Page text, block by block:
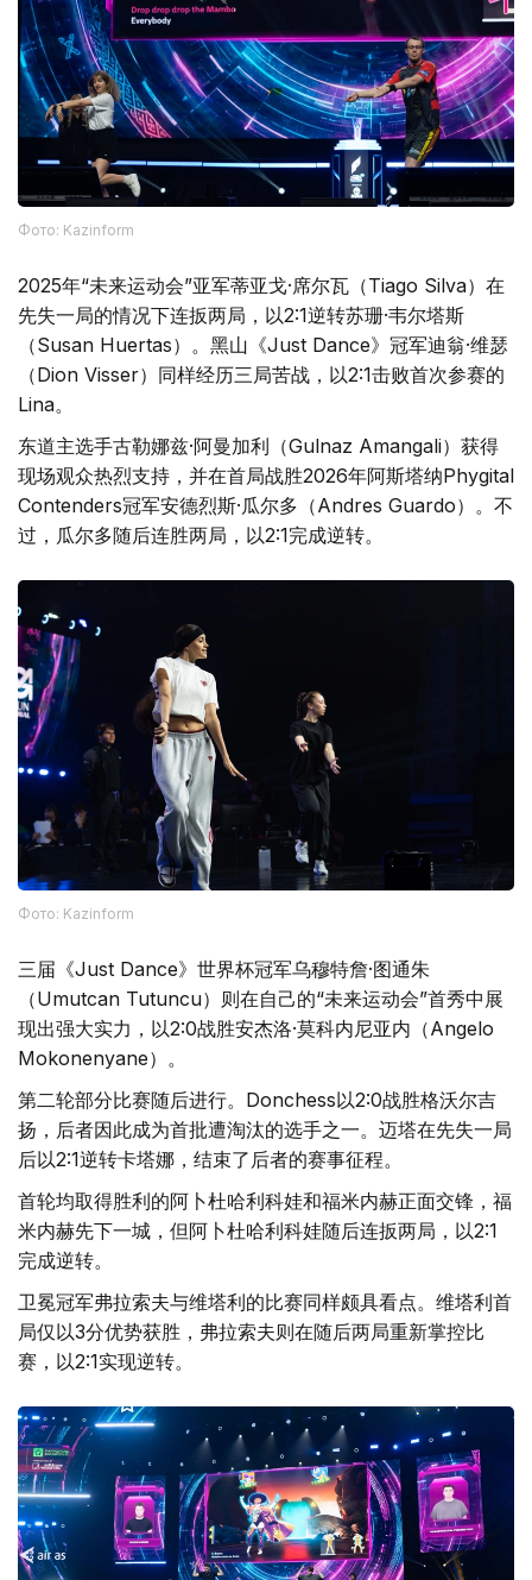
Фото: Kazinform
2025年“未来运动会”亚军蒂亚戈·席尔瓦（Tiago Silva）在
先失一局的情况下连扳两局，以2:1逆转苏珊·韦尔塔斯
（Susan Huertas）。黑山《Just Dance》冠军迪翁·维瑟
（Dion Visser）同样经历三局苦战，以2:1击败首次参赛的
Lina。
东道主选手古勒娜兹·阿曼加利（Gulnaz Amangali）获得
现场观众热烈支持，并在首局战胜2026年阿斯塔纳Phygital
Contenders冠军安德烈斯·瓜尔多（Andres Guardo）。不
过，瓜尔多随后连胜两局，以2:1完成逆转。
Фото: Kazinform
三届《Just Dance》世界杯冠军乌穆特詹·图通朱
（Umutcan Tutuncu）则在自己的“未来运动会”首秀中展
现出强大实力，以2:0战胜安杰洛·莫科内尼亚内（Angelo
Mokonenyane）。
第二轮部分比赛随后进行。Donchess以2:0战胜格沃尔吉
扬，后者因此成为首批遭淘汰的选手之一。迈塔在先失一局
后以2:1逆转卡塔娜，结束了后者的赛事征程。
首轮均取得胜利的阿卜杜哈利科娃和福米内赫正面交锋，福
米内赫先下一城，但阿卜杜哈利科娃随后连扳两局，以2:1
完成逆转。
卫冕冠军弗拉索夫与维塔利的比赛同样颇具看点。维塔利首
局仅以3分优势获胜，弗拉索夫则在随后两局重新掌控比
赛，以2:1实现逆转。